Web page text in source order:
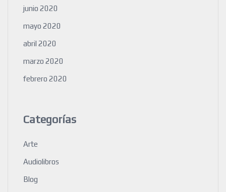
junio 2020
mayo 2020
abril 2020
marzo 2020
febrero 2020
Categorías
Arte
Audiolibros
Blog